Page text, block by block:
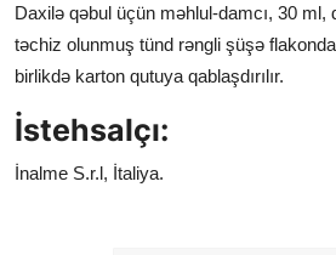
Daxilə qəbul üçün məhlul-damcı, 30 ml,
təchiz olunmuş tünd rəngli şüşə
birlikdə karton qutuya qablaşdırılır.
İstehsalçı:
İnalme S.r.l, İtaliya.